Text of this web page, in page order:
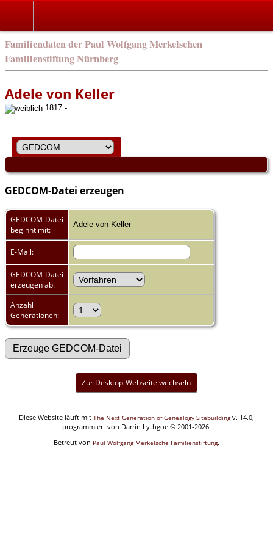
Familiendaten der Paul Wolfgang Merkelschen
Familienstiftung Nürnberg
Adele von Keller
1817 -
GEDCOM-Datei erzeugen
GEDCOM-Datei
beginnt mit:
Adele von Keller
E-Mail:
GEDCOM-Datei
erzeugen ab:
Anzahl
Generationen:
Zur Desktop-Webseite wechseln
Diese Website läuft mit The Next Generation of Genealogy Sitebuildingv. 14.0,
programmiert von Darrin Lythgoe © 2001-2026.
Betreut von Paul Wolfgang Merkelsche Familienstiftung.